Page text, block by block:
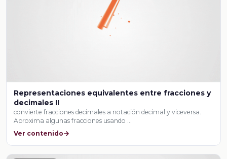
Representaciones equivalentes entre fracciones y
decimales II
convierte fracciones decimales a notación decimal y viceversa.
Aproxima algunas fracciones usando …
Ver contenido